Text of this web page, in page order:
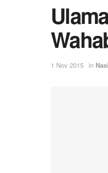
1 Nov 2015 in